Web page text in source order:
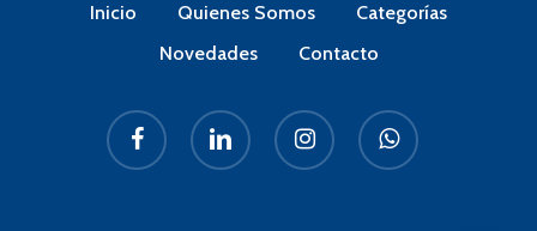
Inicio Quienes Somos
Categorías
Novedades
Contacto
facebook linkedin instagram whatsapp